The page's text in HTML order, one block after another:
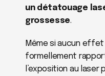
un détatouage
grossesse.
Même si aucun
formellement
l’exposition au